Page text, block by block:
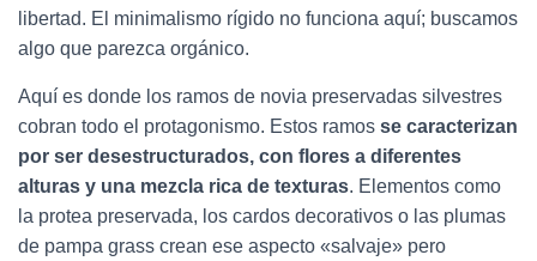
libertad. El minimalismo rígido no funciona aquí; buscamos
algo que parezca orgánico.
Aquí es donde los ramos de novia preservadas silvestres
cobran todo el protagonismo. Estos ramos se caracterizan
por ser desestructurados, con flores a diferentes
alturas y una mezcla rica de texturas. Elementos como
la protea preservada, los cardos decorativos o las plumas
de pampa grass crean ese aspecto «salvaje» pero